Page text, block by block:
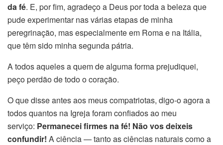
da fé. E, por fim, agradeço a Deus por toda a beleza que
pude experimentar nas várias etapas de minha
peregrinação, mas especialmente em Roma e na Itália,
que têm sido minha segunda pátria.
A todos aqueles a quem de alguma forma prejudiquei,
peço perdão de todo o coração.
O que disse antes aos meus compatriotas, digo-o agora a
todos quantos na Igreja foram confiados ao meu
serviço: Permanecei firmes na fé! Não vos deixeis
confundir! A ciência — tanto as ciências naturais como a